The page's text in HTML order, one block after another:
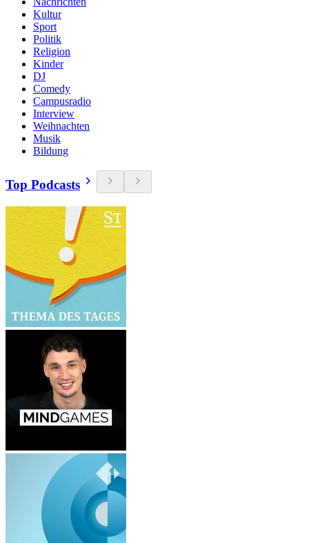
Kultur
Sport
Politik
Religion
Kinder
DJ
Comedy
Campusradio
Interview
Weihnachten
Musik
Bildung
Top Podcasts